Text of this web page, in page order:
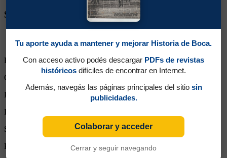
SEGUINOS EN REDES SOCIALES
Partidos Jugados:3
Goles Convertidos:
Partidos de titular:
Ingresos desde el banco:
Suplente:
Partidos completos:
2
Tu aporte ayuda a mantener y mejorar Historia de Boca.
Con acceso activo podés descargar PDFs de revistas
históricos difíciles de encontrar en Internet.
Además, navegás las páginas principales del sitio sin
publicidades.
Colaborar y acceder
Cerrar y seguir navegando